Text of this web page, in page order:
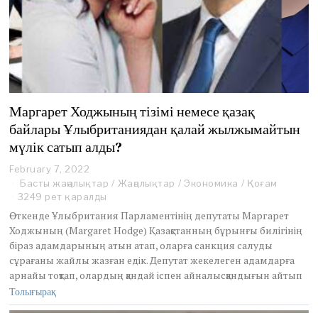
Маргарет Ходжының тізімі немесе қазақ
байлары Ұлыбританиядан қалай жылжымайтын
мүлік сатып алды?
February 7, 2022
e
b
u
a
r
y
2
Басты жаңалықтар / Жаңалықтар / Экономика / Қоғам
3249 рет қаралды
Өткенде Ұлыбритания Парламентінің депутаты Маргарет
Ходжының (Margaret Hodge) Қазақстанның бұрынғы билігінің
біраз адамдарының атын атап, оларға санкция салуды
сұрағаны жайлы жазған едік. Депутат жекелеген адамдарға
арнайы тоқтап, олардың қандай іспен айналысқандығын айтып
Толығырақ